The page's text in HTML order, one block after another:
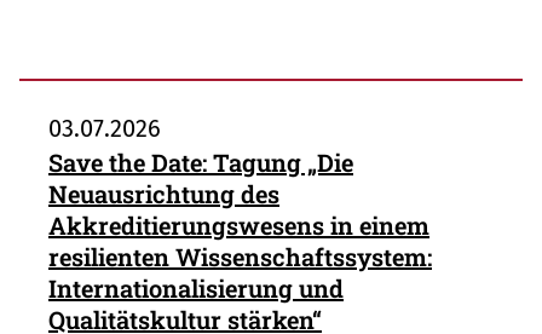
03.07.2026
Save the Date: Tagung „Die
Neuausrichtung des
Akkreditierungswesens in einem
resilienten Wissenschaftssystem:
Internationalisierung und
Qualitätskultur stärken“